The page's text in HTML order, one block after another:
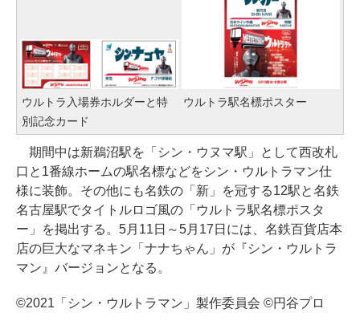
ウルトラ入場券ホルダーと特
別記念カード
ウルトラ駅名標ポスター
期間中は新鵜沼駅を「シン・ウヌマ駅」として西改札
口と1番線ホームの駅名標などをシン・ウルトラマン仕
様に装飾。その他にも名鉄の「新」を冠する12駅と名鉄
名古屋駅でタイトルロゴ風の「ウルトラ駅名標ポスタ
ー」を掲出する。5月11日～5月17日には、名鉄百貨店本
店の巨大なマネキン「ナナちゃん」が『シン・ウルトラ
マン』バージョンとなる。
©2021「シン・ウルトラマン」製作委員会 ©円谷プロ